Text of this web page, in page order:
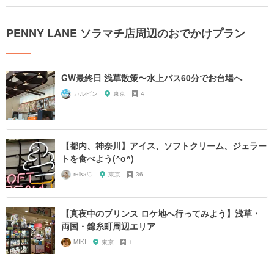
PENNY LANE ソラマチ店周辺のおでかけプラン
GW最終日 浅草散策〜水上バス60分でお台場へ
カルピン 東京 4
【都内、神奈川】アイス、ソフトクリーム、ジェラー
トを食べよう(^o^)
reika♡ 東京 36
【真夜中のプリンス ロケ地へ行ってみよう】浅草・
両国・錦糸町周辺エリア
MIKI 東京 1